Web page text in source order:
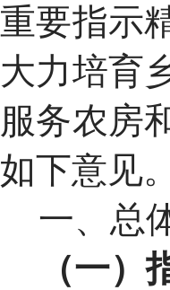
重要指示
大力培育
服务农房
如下意见。
一、总
（一）